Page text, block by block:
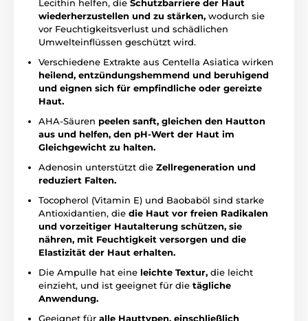
Lecithin helfen, die Schutzbarriere der Haut
wiederherzustellen und zu stärken, wodurch sie
vor Feuchtigkeitsverlust und schädlichen
Umwelteinflüssen geschützt wird.
Verschiedene Extrakte aus Centella Asiatica wirken
heilend, entzündungshemmend und beruhigend
und eignen sich für empfindliche oder gereizte
Haut.
AHA-Säuren peelen sanft, gleichen den Hautton
aus und helfen, den pH-Wert der Haut im
Gleichgewicht zu halten.
Adenosin unterstützt die Zellregeneration und
reduziert Falten.
Tocopherol (Vitamin E) und Baobaböl sind starke
Antioxidantien, die die Haut vor freien Radikalen
und vorzeitiger Hautalterung schützen, sie
nähren, mit Feuchtigkeit versorgen und die
Elastizität der Haut erhalten.
Die Ampulle hat eine leichte Textur, die leicht
einzieht, und ist geeignet für die tägliche
Anwendung.
Geeignet für alle Hauttypen, einschließlich